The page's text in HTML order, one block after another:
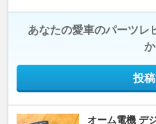
あなたの愛車のパーツレ
投
オーム電機 デ